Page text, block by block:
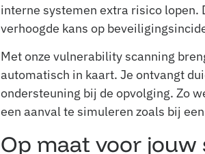
interne systemen extra risico lopen.
verhoogde kans op
Met onze vulnerability scanning
automatisch in kaart. Je ontvangt
ondersteuning bij de opvolging. Zo
een aanval te simuleren zoals bij
Op maat voor jouw